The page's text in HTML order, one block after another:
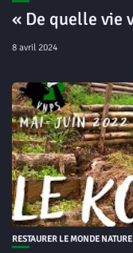
« De quelle vie
8 avril 2024
RESTAURER LE MONDE